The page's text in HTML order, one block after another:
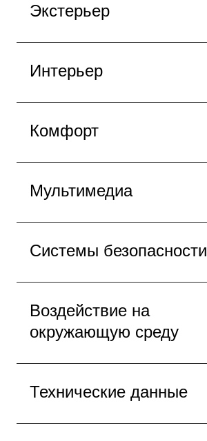
Экстерьер
Интерьер
Комфорт
Мультимедиа
Системы безопасности
Воздействие на
окружающую среду
Технические данные